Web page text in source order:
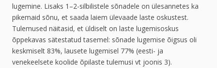
lugemine. Lisaks 1–2-silbilistele sõnadele on ülesannetes ka
pikemaid sõnu, et saada laiem ülevaade laste oskustest.
Tulemused näitasid, et üldiselt on laste lugemisoskus
õppekavas sätestatud tasemel: sõnade lugemise õigsus oli
keskmiselt 83%, lausete lugemisel 77% (eesti- ja
venekeelsete koolide õpilaste tulemusi vt joonis 3).